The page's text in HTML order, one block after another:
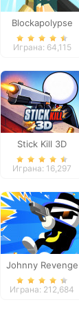
Blockapolypse
Zombie Shooter
Играна: 64,115
Stick Kill 3D
Играна: 16,297
Johnny Revenge
Играна: 212,684